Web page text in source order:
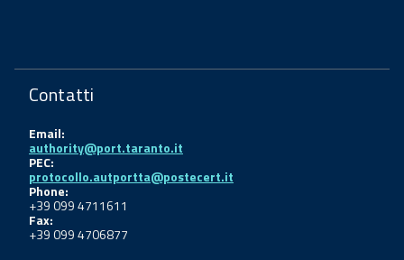
Contatti
Email:
authority@port.taranto.it
PEC:
protocollo.autportta@postecert.it
Phone:
+39 099 4711611
Fax:
+39 099 4706877